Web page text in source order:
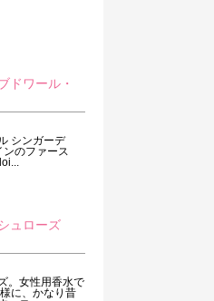
ドワール・
シンガーデ
のファース
ュローズ
。女性用香水で
に、かなり昔